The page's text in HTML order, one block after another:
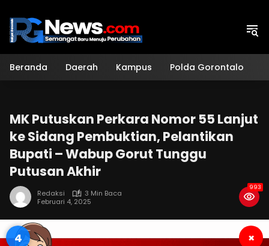
konten
Beranda Daerah Kampus Polda Gorontalo
MK Putuskan Perkara Nomor 55 Lanjut
ke Sidang Pembuktian, Pelantikan
Bupati – Wabup Gorut Tunggu
Putusan Akhir
Redaksi
3 Min Baca
Februari 4, 2025
993
4 ×